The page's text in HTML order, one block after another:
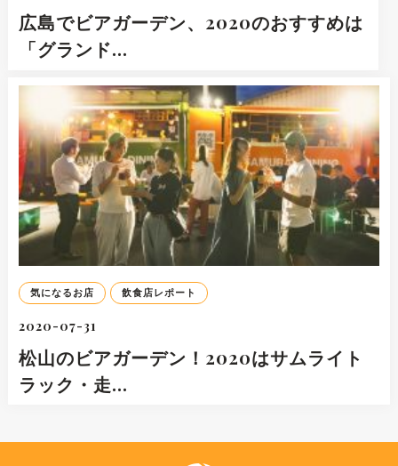
広島でビアガーデン、2020のおすすめは
「グランド…
気になるお店 飲食店レポート
2020-07-31
松山のビアガーデン！2020はサムライト
ラック・走…